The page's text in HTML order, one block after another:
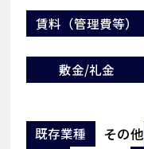
賃料 （管理費等）
敷金/礼金
既存業種 その他